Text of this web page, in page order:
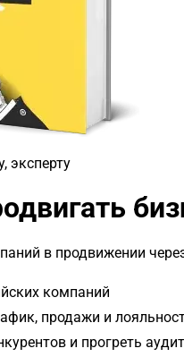
эксперту
в продвижении
компаний
продажи и
и прогреть